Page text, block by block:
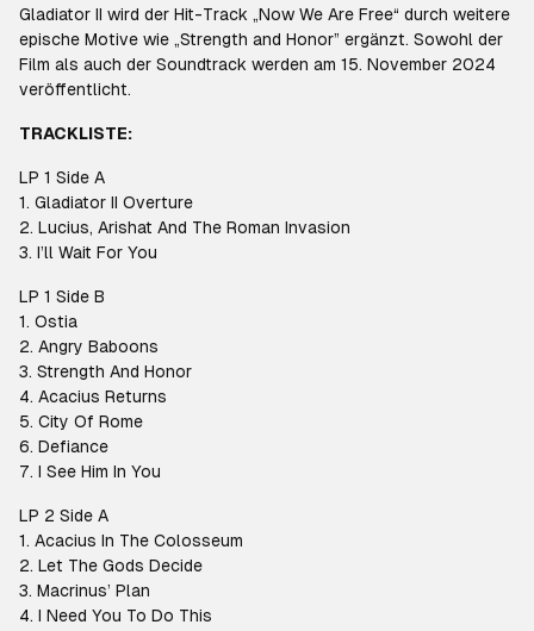
Gladiator II wird der Hit-Track „Now We Are Free“ durch weitere
epische Motive wie „Strength and Honor” ergänzt. Sowohl der
Film als auch der Soundtrack werden am 15. November 2024
veröffentlicht.
TRACKLISTE:
LP 1 Side A
1. Gladiator II Overture
2. Lucius, Arishat And The Roman Invasion
3. I’ll Wait For You
LP 1 Side B
1. Ostia
2. Angry Baboons
3. Strength And Honor
4. Acacius Returns
5. City Of Rome
6. Defiance
7. I See Him In You
LP 2 Side A
1. Acacius In The Colosseum
2. Let The Gods Decide
3. Macrinus’ Plan
4. I Need You To Do This